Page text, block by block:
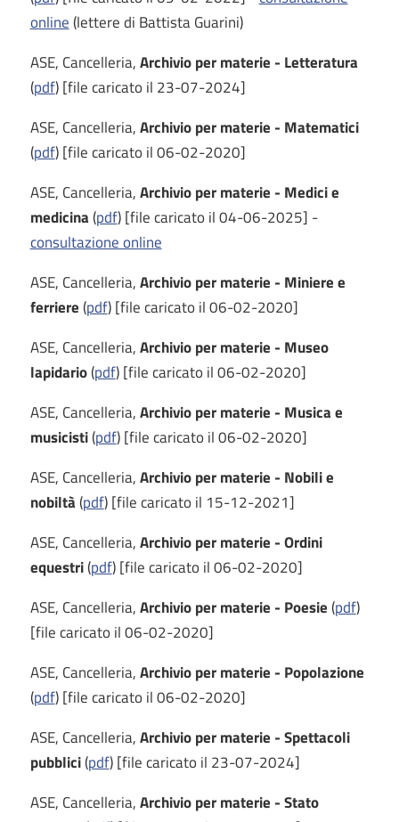
online(lettere di Battista Guarini)
ASE, Cancelleria,Archivio per materie - Letteratura
(pdf) [file caricato il 23-07-2024]
ASE, Cancelleria,Archivio per materie - Matematici
(pdf) [file caricato il 06-02-2020]
ASE, Cancelleria,Archivio per materie - Medici e
medicina(pdf) [file caricato il 04-06-2025] -
consultazione online
ASE, Cancelleria,Archivio per materie - Miniere e
ferriere(pdf) [file caricato il 06-02-2020]
ASE, Cancelleria,Archivio per materie - Museo
lapidario(pdf) [file caricato il 06-02-2020]
ASE, Cancelleria,Archivio per materie - Musica e
musicisti(pdf) [file caricato il 06-02-2020]
ASE, Cancelleria,Archivio per materie - Nobili e
nobiltà(pdf) [file caricato il 15-12-2021]
ASE, Cancelleria,Archivio per materie - Ordini
equestri(pdf) [file caricato il 06-02-2020]
ASE, Cancelleria,Archivio per materie - Poesie(pdf)
[file caricato il 06-02-2020]
ASE, Cancelleria,Archivio per materie - Popolazione
(pdf) [file caricato il 06-02-2020]
ASE, Cancelleria,Archivio per materie - Spettacoli
pubblici(pdf) [file caricato il 23-07-2024]
ASE, Cancelleria,Archivio per materie - Stato